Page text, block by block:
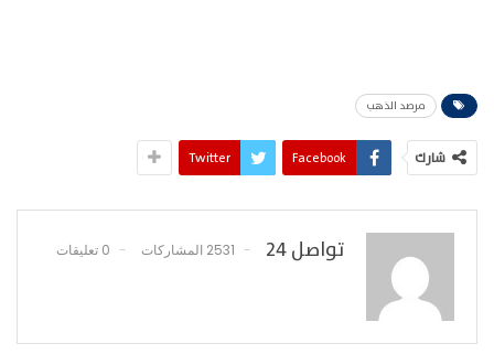
مرصد الذهب
شارك Facebook
Twitter
تواصل 24 2531 المشاركات 0 تعليقات